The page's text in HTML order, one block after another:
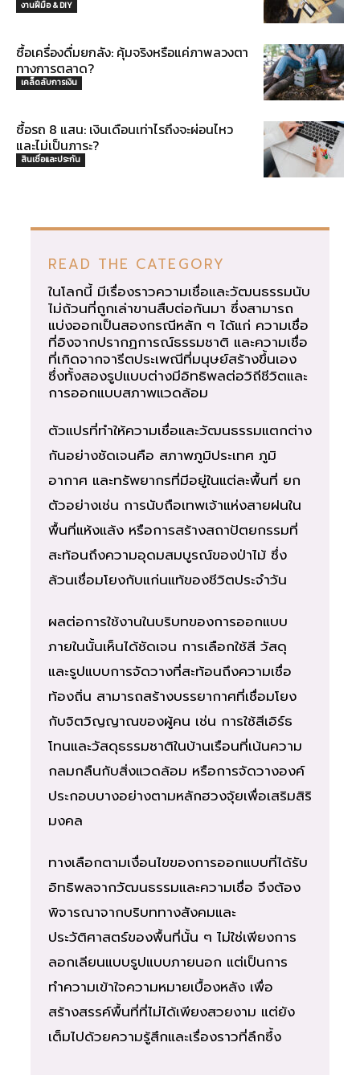
งานฝีมือ & DIY
ซื้อเครื่องดื่มยกลัง: คุ้มจริงหรือแค่ภาพลวงตา
ทางการตลาด?
เคล็ดลับการเงิน
ซื้อรถ 8 แสน: เงินเดือนเท่าไรถึงจะผ่อนไหว
และไม่เป็นภาระ?
สินเชื่อและประกัน
READ THE CATEGORY
ในโลกนี้ มีเรื่องราวความเชื่อและวัฒนธรรมนับ
ไม่ถ้วนที่ถูกเล่าขานสืบต่อกันมา ซึ่งสามารถ
แบ่งออกเป็นสองกรณีหลัก ๆ ได้แก่ ความเชื่อ
ที่อิงจากปรากฏการณ์ธรรมชาติ และความเชื่อ
ที่เกิดจากจารีตประเพณีที่มนุษย์สร้างขึ้นเอง
ซึ่งทั้งสองรูปแบบต่างมีอิทธิพลต่อวิถีชีวิตและ
การออกแบบสภาพแวดล้อม
ตัวแปรที่ทำให้ความเชื่อและวัฒนธรรมแตกต่าง
กันอย่างชัดเจนคือ สภาพภูมิประเทศ ภูมิ
อากาศ และทรัพยากรที่มีอยู่ในแต่ละพื้นที่ ยก
ตัวอย่างเช่น การนับถือเทพเจ้าแห่งสายฝนใน
พื้นที่แห้งแล้ง หรือการสร้างสถาปัตยกรรมที่
สะท้อนถึงความอุดมสมบูรณ์ของป่าไม้ ซึ่ง
ล้วนเชื่อมโยงกับแก่นแท้ของชีวิตประจำวัน
ผลต่อการใช้งานในบริบทของการออกแบบ
ภายในนั้นเห็นได้ชัดเจน การเลือกใช้สี วัสดุ
และรูปแบบการจัดวางที่สะท้อนถึงความเชื่อ
ท้องถิ่น สามารถสร้างบรรยากาศที่เชื่อมโยง
กับจิตวิญญาณของผู้คน เช่น การใช้สีเอิร์ธ
โทนและวัสดุธรรมชาติในบ้านเรือนที่เน้นความ
กลมกลืนกับสิ่งแวดล้อม หรือการจัดวางองค์
ประกอบบางอย่างตามหลักฮวงจุ้ยเพื่อเสริมสิริ
มงคล
ทางเลือกตามเงื่อนไขของการออกแบบที่ได้รับ
อิทธิพลจากวัฒนธรรมและความเชื่อ จึงต้อง
พิจารณาจากบริบททางสังคมและ
ประวัติศาสตร์ของพื้นที่นั้น ๆ ไม่ใช่เพียงการ
ลอกเลียนแบบรูปแบบภายนอก แต่เป็นการ
ทำความเข้าใจความหมายเบื้องหลัง เพื่อ
สร้างสรรค์พื้นที่ที่ไม่ได้เพียงสวยงาม แต่ยัง
เต็มไปด้วยความรู้สึกและเรื่องราวที่ลึกซึ้ง